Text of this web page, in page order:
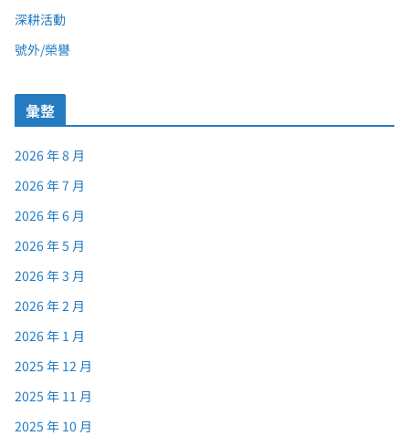
深耕活動
號外/榮譽
彙整
2026 年 8 月
2026 年 7 月
2026 年 6 月
2026 年 5 月
2026 年 3 月
2026 年 2 月
2026 年 1 月
2025 年 12 月
2025 年 11 月
2025 年 10 月